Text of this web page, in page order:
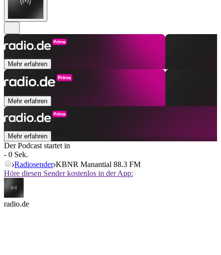
Mehr erfahren
Mehr erfahren
Mehr erfahren
Der Podcast startet in
- 0 Sek.
Radiosender KBNR Manantial 88.3 FM
Höre diesen Sender kostenlos in der App:
radio.de